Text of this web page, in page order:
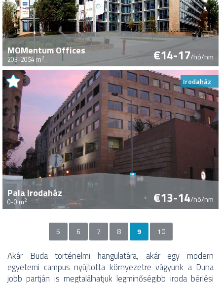
MOMentum Offices
203-2054 m2 €14-17/hó/nm
Irodaház
Pala Irodaház
0-0 m2 €13-14/hó/nm
Oldalak 5 6 7 8 9 10
Akár Buda történelmi hangulatára, akár egy modern
egyetemi campus nyújtotta környezetre vágyunk a Duna
jobb partján is megtalálhatjuk legminőségibb iroda bérlési